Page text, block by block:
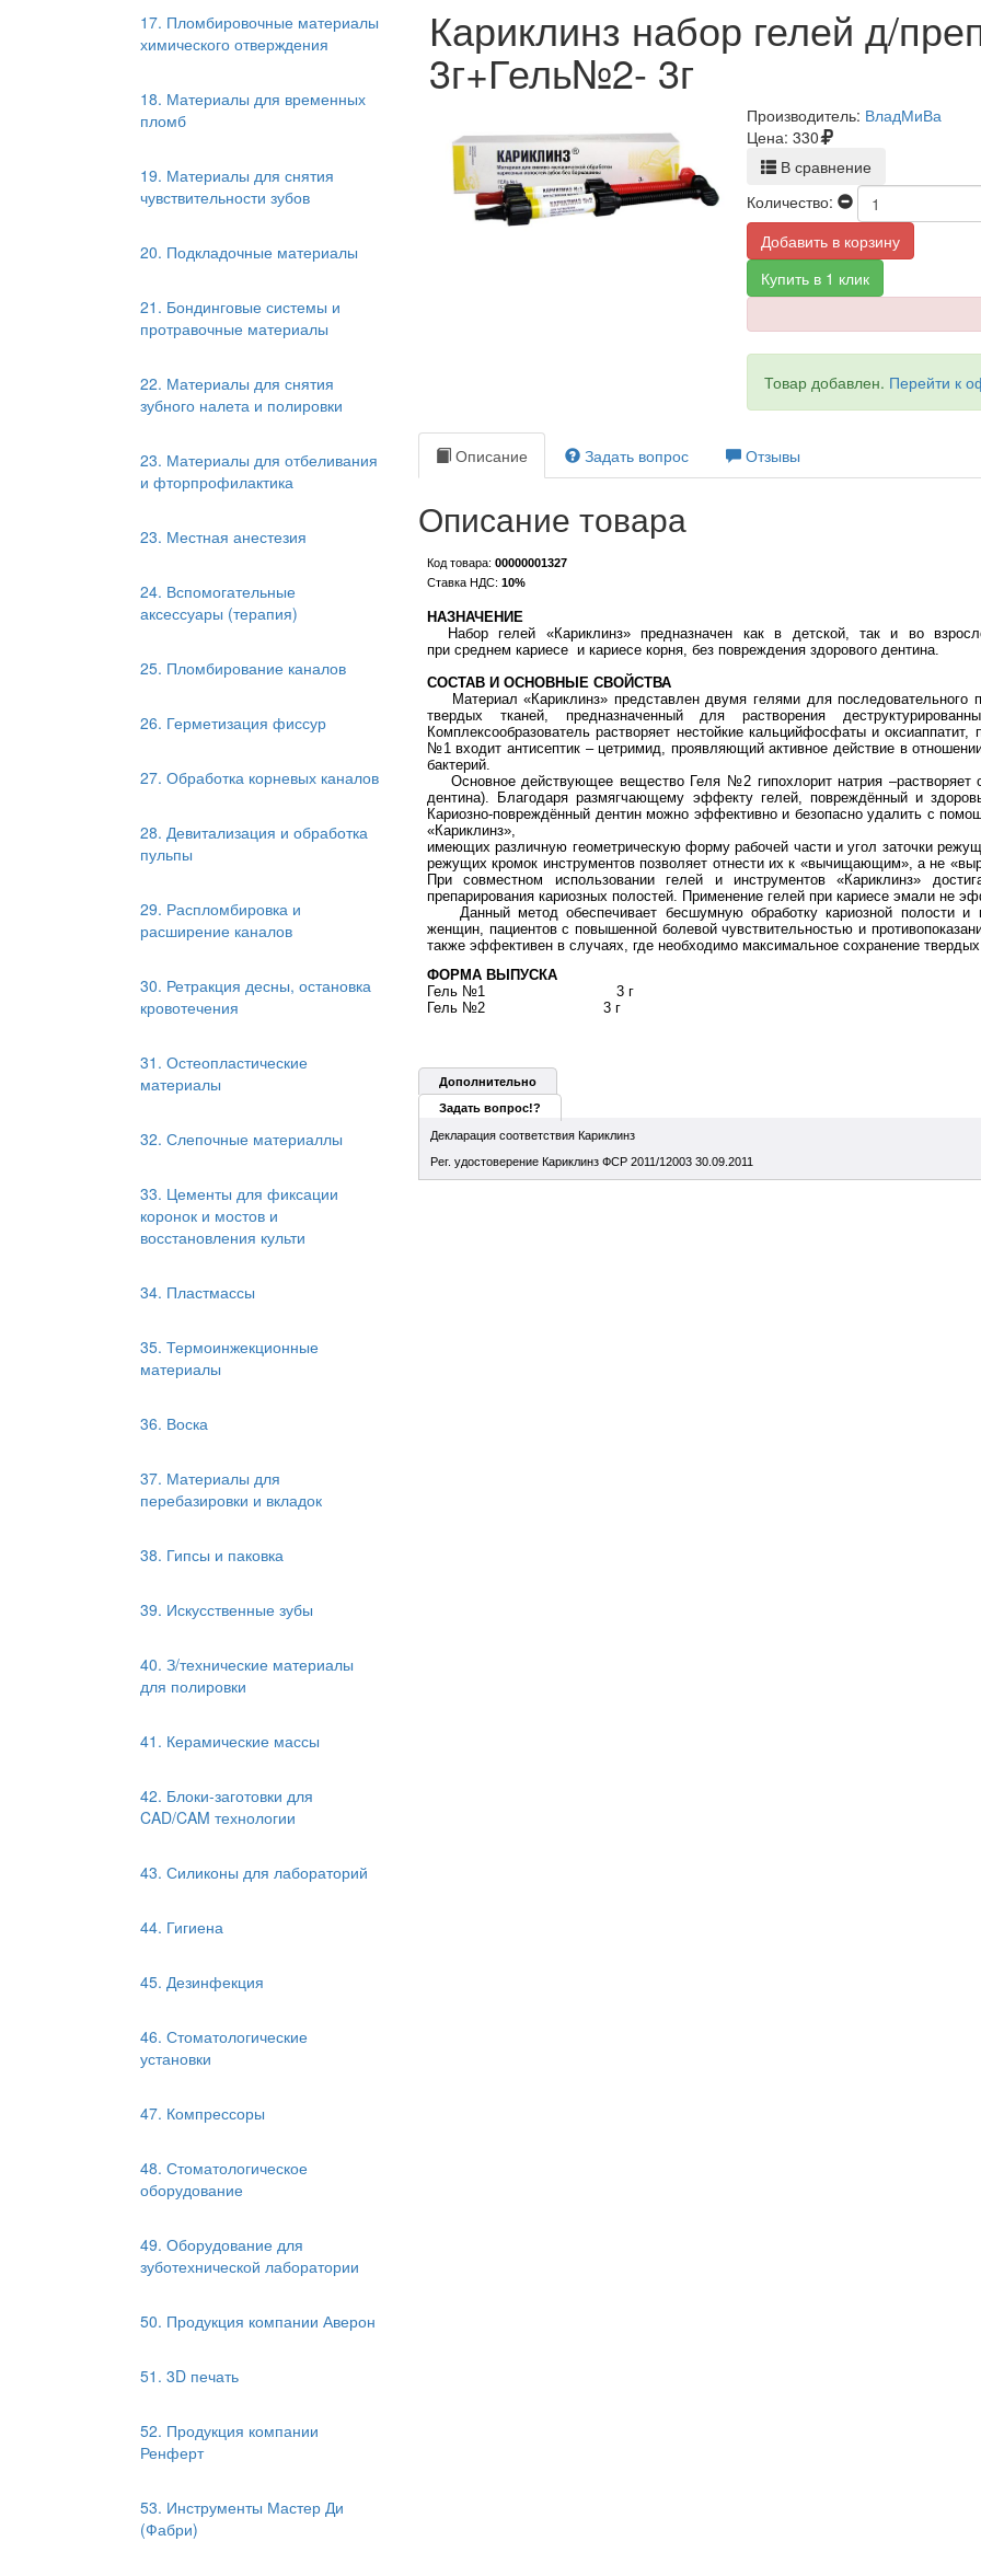
17. Пломбировочные материалы
химического отверждения
18. Материалы для временных
пломб
19. Материалы для снятия
чувствительности зубов
20. Подкладочные материалы
21. Бондинговые системы и
протравочные материалы
22. Материалы для снятия
зубного налета и полировки
23. Материалы для отбеливания
и фторпрофилактика
23. Местная анестезия
24. Вспомогательные
аксессуары (терапия)
25. Пломбирование каналов
26. Герметизация фиссур
27. Обработка корневых каналов
28. Девитализация и обработка
пульпы
29. Распломбировка и
расширение каналов
30. Ретракция десны, остановка
кровотечения
31. Остеопластические
материалы
32. Слепочные материаллы
33. Цементы для фиксации
коронок и мостов и
восстановления культи
34. Пластмассы
35. Термоинжекционные
материалы
36. Воска
37. Материалы для
перебазировки и вкладок
38. Гипсы и паковка
39. Искусственные зубы
40. З/технические материалы
для полировки
41. Керамические массы
42. Блоки-заготовки для
CAD/CAM технологии
43. Силиконы для лабораторий
44. Гигиена
45. Дезинфекция
46. Стоматологические
установки
47. Компрессоры
48. Стоматологическое
оборудование
49. Оборудование для
зуботехнической лаборатории
50. Продукция компании Аверон
51. 3D печать
52. Продукция компании
Ренферт
53. Инструменты Мастер Ди
(Фабри)
Кариклинз набор гелей д/
3г+Гель№2- 3г
Производитель: ВладМиВа
Цена: 330
В сравнение
Количество:
Добавить в корзину
Купить в 1 клик
Товар добавлен. Перейти к
Описание Задать вопрос Отзывы
Описание товара
Код товара: 00000001327
Ставка НДС: 10%
НАЗНАЧЕНИЕ
Набор гелей «Кариклинз» предназначен как в детской, так и во
при среднем кариесе и кариесе корня, без повреждения здорового дентина.
СОСТАВ И ОСНОВНЫЕ СВОЙСТВА
Материал «Кариклинз» представлен двумя гелями для
твердых тканей, предназначенный для растворения
Комплексообразователь растворяет нестойкие кальцийфосфаты и
№1 входит антисептик – цетримид, проявляющий активное действие в
бактерий.
Основное действующее вещество Геля №2 гипохлорит натрия –растворяет
дентина). Благодаря размягчающему эффекту гелей, повреждённый и
Кариозно-повреждённый дентин можно эффективно и безопасно удалить с
«Кариклинз»,
имеющих различную геометрическую форму рабочей части и угол заточки
режущих кромок инструментов позволяет отнести их к «вычищающим», а не
При совместном использовании гелей и инструментов «Кариклинз»
препарирования кариозных полостей. Применение гелей при кариесе эмали не
Данный метод обеспечивает бесшумную обработку кариозной полости и
женщин, пациентов с повышенной болевой чувствительностью и
также эффективен в случаях, где необходимо максимальное сохранение твердых
ФОРМА ВЫПУСКА
Гель №1 3 г
Гель №2 3 г
Дополнительно
Задать вопрос!?
Декларация соответствия Кариклинз
Рег. удостоверение Кариклинз ФСР 2011/12003 30.09.2011